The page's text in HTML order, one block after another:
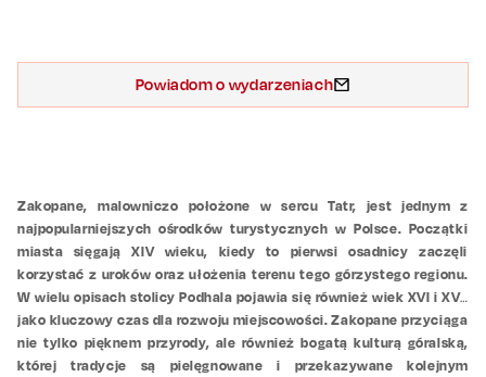
Powiadom o wydarzeniach
Zakopane, malowniczo położone w sercu Tatr, jest jednym z
najpopularniejszych ośrodków turystycznych w Polsce. Początki
miasta sięgają XIV wieku, kiedy to pierwsi osadnicy zaczęli
korzystać z uroków oraz ułożenia terenu tego górzystego regionu.
W wielu opisach stolicy Podhala pojawia się również wiek XVI i XVII
jako kluczowy czas dla rozwoju miejscowości. Zakopane przyciąga
nie tylko pięknem przyrody, ale również bogatą kulturą góralską,
której tradycje są pielęgnowane i przekazywane kolejnym